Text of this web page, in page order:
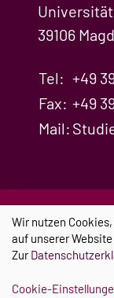
39106
Tel: +49
Fax: +49
Mail:
Impressum
Wir nutzen
auf unserer
Zur
Cookie-